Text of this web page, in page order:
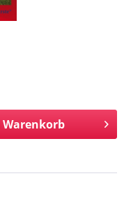
Warenkorb